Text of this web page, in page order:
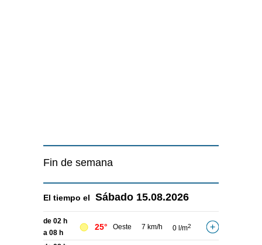
Fin de semana
El tiempo el Sábado 15.08.2026
de 02 h
a 08 h
25° Oeste 7 km/h 0 l/m2